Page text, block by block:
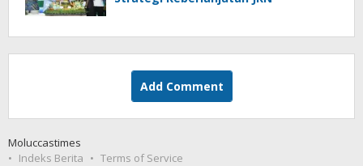
Add Comment
Moluccastimes
Indeks Berita
Terms of Service